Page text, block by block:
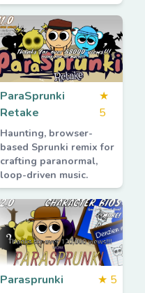
ParaSprunki
Retake
★
5
Haunting, browser-
based Sprunki remix for
crafting paranormal,
loop-driven music.
Parasprunki ★ 5